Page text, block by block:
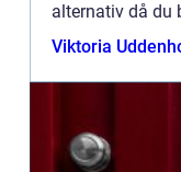
alternativ då du
besöka en fysisk
Viktoria